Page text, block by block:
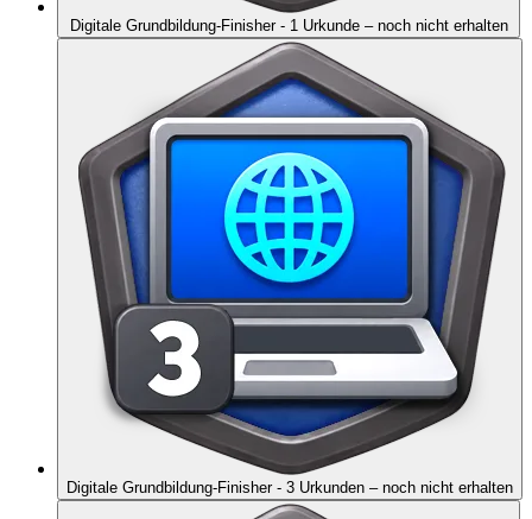
Digitale Grundbildung-Finisher - 1 Urkunde – noch nicht erhalten
Digitale Grundbildung-Finisher - 3 Urkunden – noch nicht erhalten